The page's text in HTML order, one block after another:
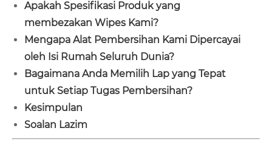
Apakah Spesifikasi Produk yang
membezakan Wipes Kami?
Mengapa Alat Pembersihan Kami Dipercayai
oleh Isi Rumah Seluruh Dunia?
Bagaimana Anda Memilih Lap yang Tepat
untuk Setiap Tugas Pembersihan?
Kesimpulan
Soalan Lazim